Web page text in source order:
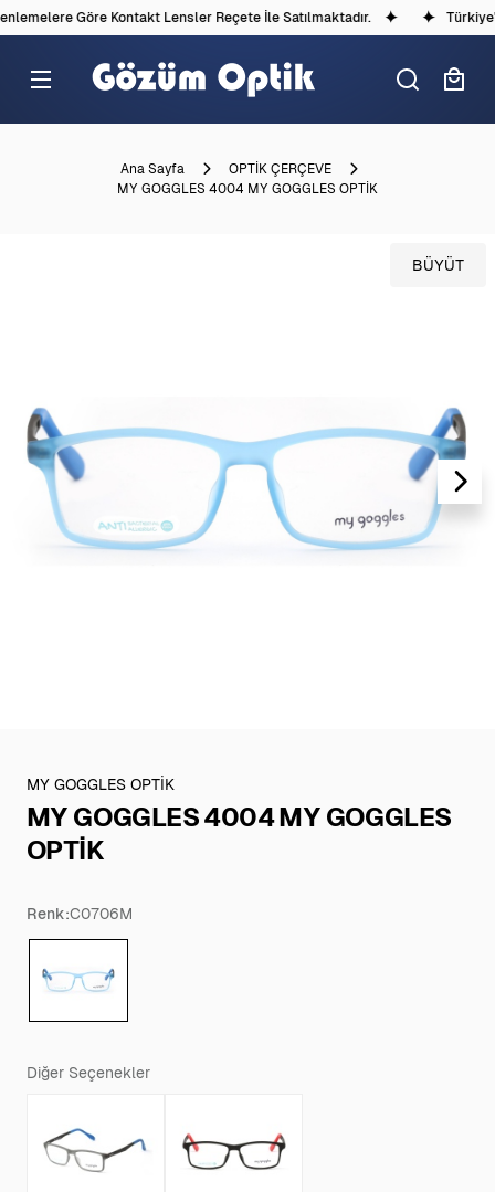
Göre Kontakt Lensler Reçete İle Satılmaktadır.
Ana Sayfa
OPTİK ÇERÇEVE
MY GOGGLES 4004 MY GOGGLES OPTİK
BÜYÜT
MY GOGGLES OPTİK
MY GOGGLES 4004 MY GOGGLES
OPTİK
Renk:C0706M
Diğer Seçenekler